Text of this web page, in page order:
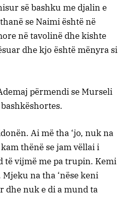
së bashku me djalin e
se Naimi është në
në tavolinë dhe kishte
dhe kjo është mënyra si
përmendi se Murseli
Ai më tha ‘jo, nuk na
thënë se jam vëllai i
të vijmë me pa trupin. Kemi
na tha ‘nëse keni
dhe nuk e di a mund ta